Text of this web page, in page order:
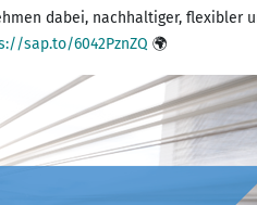
dabei, nachhaltiger, flexibler
sap.to/6042PznZQ 🌍